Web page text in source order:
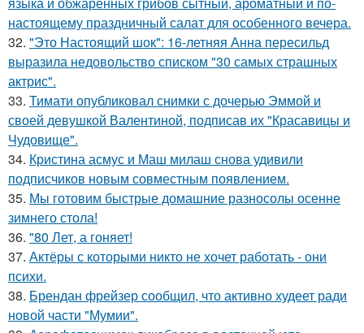
настоящему праздничный салат для особенного вечера.
32. "Это Настоящий шок": 16-летняя Анна пересильд
выразила недовольство списком "30 самых страшных
актрис".
33. Тимати опубликовал снимки с дочерью Эммой и
своей девушкой Валентиной, подписав их "Красавицы и
Чудовище".
34. Кристина асмус и Маш милаш снова удивили
подписчиков новым совместным появлением.
35. Мы готовим быстрые домашние разносолы осенне
зимнего стола!
36. "80 Лет, а гоняет!
37. Актёры с которыми никто не хочет работать - они
психи.
38. Брендан фрейзер сообщил, что активно худеет ради
новой части "Мумии".